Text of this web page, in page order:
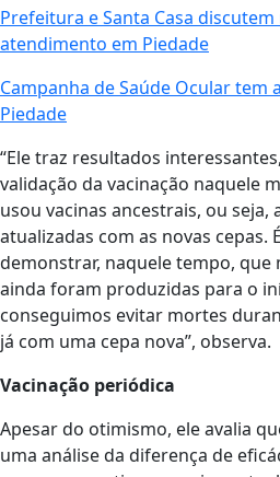
Prefeitura e Santa Casa
atendimento em Piedade
Campanha de Saúde Ocular
Piedade
“Ele traz resultados
validação da vacinação naquele
usou vacinas ancestrais, ou
atualizadas com as novas
demonstrar, naquele tempo, que
ainda foram produzidas para o
conseguimos evitar mortes
já com uma cepa nova”, observa.
Vacinação periódica
Apesar do otimismo, ele avalia
uma análise da diferença de